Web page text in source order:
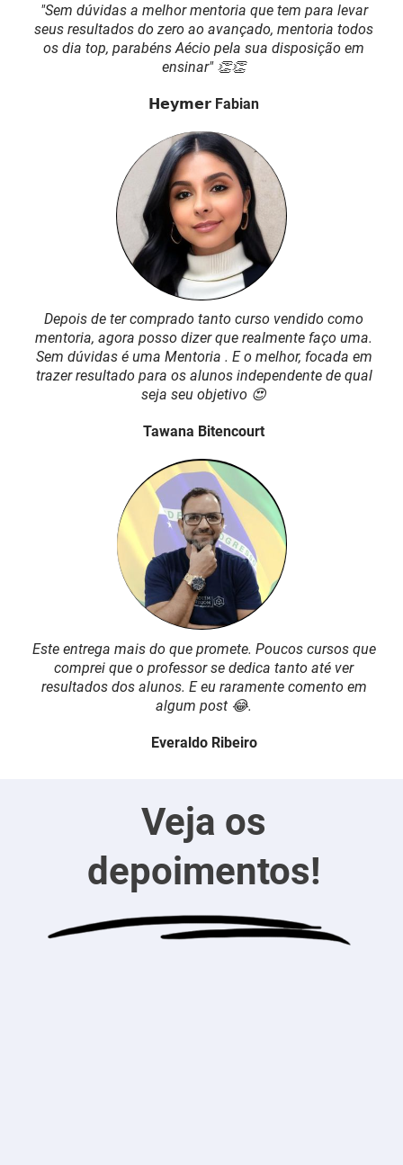
"Sem dúvidas a melhor mentoria que tem para levar
seus resultados do zero ao avançado, mentoria todos
os dia top, parabéns Aécio pela sua disposição em
ensinar" 👏👏
𝗛𝗲𝘆𝗺𝗲𝗿 Fabian
Depois de ter comprado tanto curso vendido como
mentoria, agora posso dizer que realmente faço uma.
Sem dúvidas é uma Mentoria . E o melhor, focada em
trazer resultado para os alunos independente de qual
seja seu objetivo 😍
Tawana Bitencourt
Este entrega mais do que promete. Poucos cursos que
comprei que o professor se dedica tanto até ver
resultados dos alunos. E eu raramente comento em
algum post 😂.
Everaldo Ribeiro
Veja os
depoimentos!